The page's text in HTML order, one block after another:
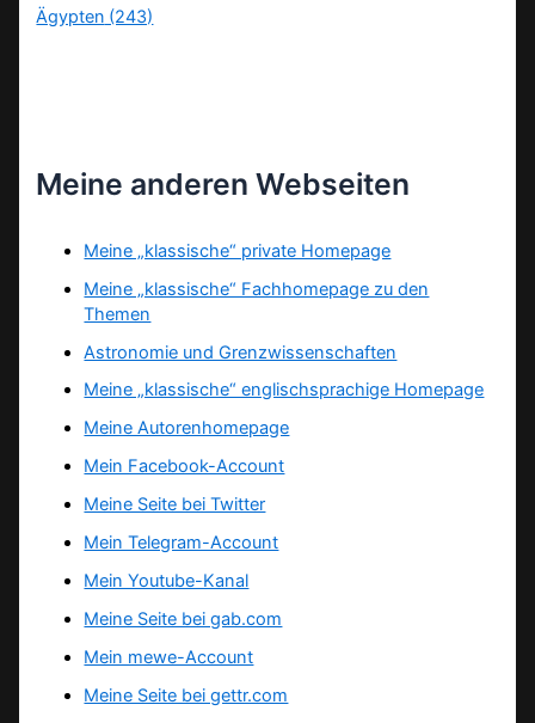
Ägypten (243)
Meine anderen Webseiten
Meine „klassische“ private Homepage
Meine „klassische“ Fachhomepage zu den
Themen
Astronomie und Grenzwissenschaften
Meine „klassische“ englischsprachige Homepage
Meine Autorenhomepage
Mein Facebook-Account
Meine Seite bei Twitter
Mein Telegram-Account
Mein Youtube-Kanal
Meine Seite bei gab.com
Mein mewe-Account
Meine Seite bei gettr.com